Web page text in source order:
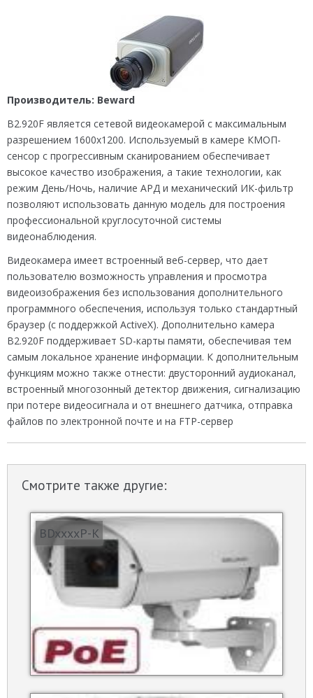
Производитель: Beward
B2.920F является сетевой видеокамерой с максимальным
разрешением 1600х1200. Используемый в камере КМОП-
сенсор с прогрессивным сканированием обеспечивает
высокое качество изображения, а такие технологии, как
режим День/Ночь, наличие АРД и механический ИК-фильтр
позволяют использовать данную модель для построения
профессиональной круглосуточной системы
видеонаблюдения.
Видеокамера имеет встроенный веб-сервер, что дает
пользователю возможность управления и просмотра
видеоизображения без использования дополнительного
программного обеспечения, используя только стандартный
браузер (с поддержкой ActiveX). Дополнительно камера
B2.920F поддерживает SD-карты памяти, обеспечивая тем
самым локальное хранение информации. К дополнительным
функциям можно также отнести: двусторонний аудиоканал,
встроенный многозонный детектор движения, сигнализацию
при потере видеосигнала и от внешнего датчика, отправка
файлов по электронной почте и на FTP-сервер
Смотрите также другие:
BDxxxxP-K